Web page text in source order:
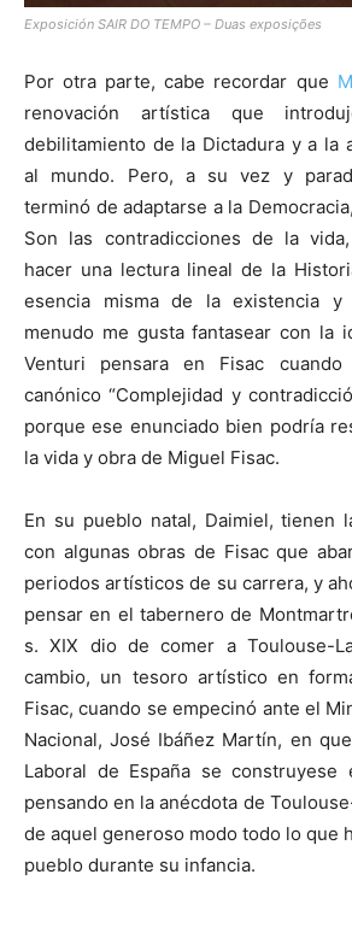
Exposición SAIR DO TEMPO – Duas exposições
Por otra parte, cabe recordar que
renovación artística que
debilitamiento de la Dictadura y a la
al mundo. Pero, a su vez y
terminó de adaptarse a la
Son las contradicciones de la
hacer una lectura lineal de la
esencia misma de la existencia y
menudo me gusta fantasear con la
Venturi pensara en Fisac
canónico “Complejidad y
porque ese enunciado bien podría
la vida y obra de Miguel Fisac.
En su pueblo natal, Daimiel, tienen
con algunas obras de Fisac que
periodos artísticos de su carrera, y
pensar en el tabernero de
s. XIX dio de comer a Toulouse-
cambio, un tesoro artístico en
Fisac, cuando se empecinó ante el
Nacional, José Ibáñez Martín, en
Laboral de España se construyese
pensando en la anécdota de
de aquel generoso modo todo lo que
pueblo durante su infancia.